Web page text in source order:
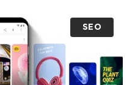
SEO